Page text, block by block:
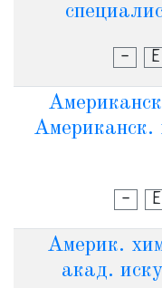
- Е
Американск.
- Е
Америк.
акад.